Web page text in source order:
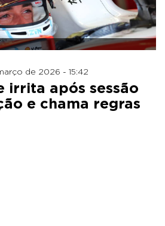
de 2026 - 15:42
irrita após sessão
e chama regras